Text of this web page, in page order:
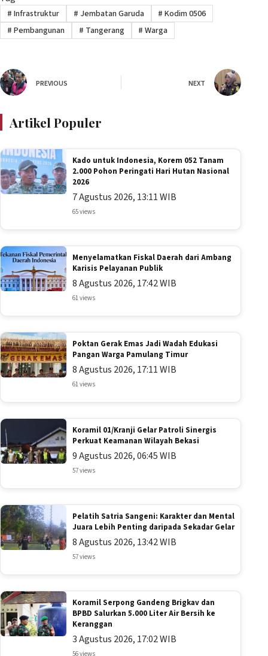
# Infrastruktur # Jembatan Garuda # Kodim 0506
# Pembangunan # Tangerang # Warga
PREVIOUS NEXT
Artikel Populer
Kado untuk Indonesia, Korem 052 Tanam
2.000 Pohon Peringati Hari Hutan Nasional
2026
7 Agustus 2026, 13:11 WIB
65 views
Menyelamatkan Fiskal Daerah dari Ambang
Karisis Pelayanan Publik
8 Agustus 2026, 17:42 WIB
61 views
Poktan Gerak Emas Jadi Wadah Edukasi
Pangan Warga Pamulang Timur
8 Agustus 2026, 17:11 WIB
61 views
Koramil 01/Kranji Gelar Patroli Sinergis
Perkuat Keamanan Wilayah Bekasi
9 Agustus 2026, 06:45 WIB
57 views
Pelatih Satria Sangeni: Karakter dan Mental
Juara Lebih Penting daripada Sekadar Gelar
8 Agustus 2026, 13:42 WIB
57 views
Koramil Serpong Gandeng Brigkav dan
BPBD Salurkan 5.000 Liter Air Bersih ke
Keranggan
3 Agustus 2026, 17:02 WIB
56 views